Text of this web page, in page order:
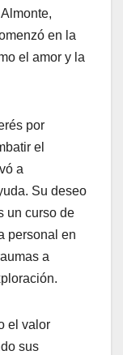
en la
el amor y la
por
el
a
Su deseo
un curso de
personal en
a
el valor
sus